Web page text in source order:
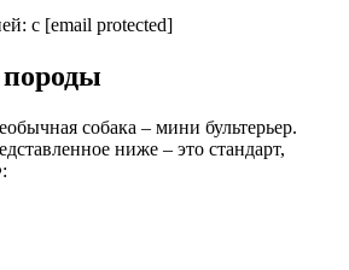
c [email protected]
собака – мини бультерьер.
ниже – это стандарт,